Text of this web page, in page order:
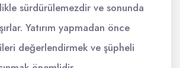
sürdürülemezdir ve sonunda
Yatırım yapmadan önce
değerlendirmek ve şüpheli